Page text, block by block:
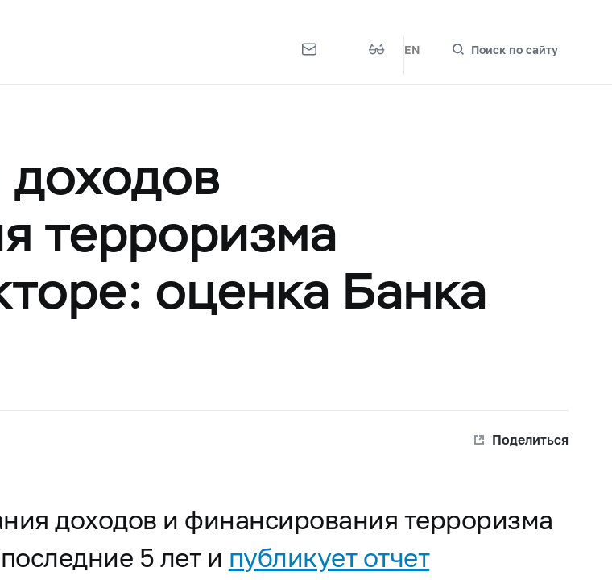
EN Поиск по сайту
терроризма
оценка Банка
Поделиться
доходов и финансирования терроризма
5 лет и публикует отчет